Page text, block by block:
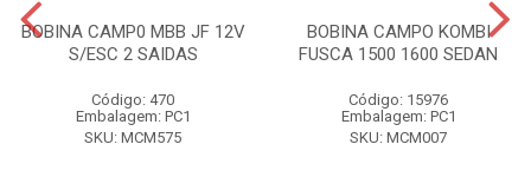
BOBINA CAMP0 MBB JF 12V
S/ESC 2 SAIDAS
Código: 470
Embalagem: PC1
SKU: MCM575
BOBINA CAMPO KOMBI
FUSCA 1500 1600 SEDAN
Código: 15976
Embalagem: PC1
SKU: MCM007